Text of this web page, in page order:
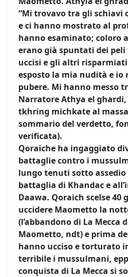
“Mi trovavo tra gli schiavi
e ci hanno mostrato al
hanno esaminato; coloro
erano già spuntati dei peli
uccisi e gli altri
esposto la mia nudità e io
pubere. Mi hanno messo
Narratore Athya el
tkhring michkate al
sommario del verdetto,
verificata).
Qoraiche ha ingaggiato
battaglie contro i
lungo tenuti sotto
battaglia di Khandac e
Daawa. Qoraich scelse 40
uccidere Maometto la
(l’abbandono di La Mecca
Maometto, ndt) e prima
hanno ucciso e torturato
terribile i mussulmani,
conquista di La Mecca si